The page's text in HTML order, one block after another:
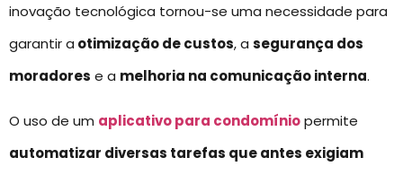
inovação tecnológica tornou-se uma necessidade para
garantir a otimização de custos, a segurança dos
moradores e a melhoria na comunicação interna.
O uso de um aplicativo para condomíniopermite
automatizar diversas tarefas que antes exigiam